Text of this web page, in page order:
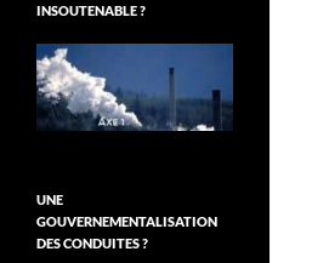
INSOUTENABLE ?
UNE
GOUVERNEMENTALISATION
DES CONDUITES ?